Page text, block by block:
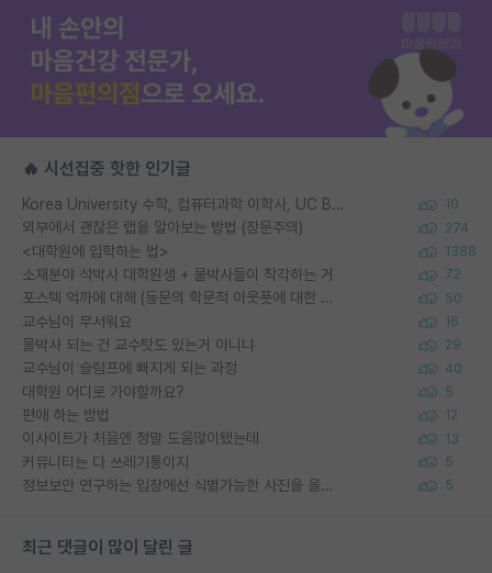
🔥 시선집중 핫한 인기글
Korea University 수학, 컴퓨터과학 이학사, UC Berkeley 산업공학 대학원 공학박사가 되는 것은 쉽지 않겠죠? 10
외부에서 괜찮은 랩을 알아보는 방법 (장문주의) 274
<대학원에 입학하는 법> 1388
소재분야 석박사 대학원생 + 물박사들이 착각하는 거 72
포스텍 억까에 대해 (동문의 학문적 아웃풋에 대한 반박) 50
교수님이 무서워요 16
물박사 되는 건 교수탓도 있는거 아니냐 29
교수님이 슬럼프에 빠지게 되는 과정 40
대학원 어디로 가야할까요? 5
편애 하는 방법 12
이사이트가 처음엔 정말 도움많이됐는데 13
커뮤니티는 다 쓰레기통이지 5
정보보안 연구하는 입장에선 식별가능한 사진을 올리는건 비추이긴함 5
최근 댓글이 많이 달린 글